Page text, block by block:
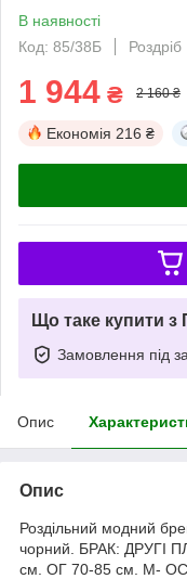
В наявності
Код: 85/38Б
Роздріб
1 944 ₴ 2 160 ₴
Економія 216 ₴
Що таке купити з
Замовлення під
Опис
Опис
Роздільний модний
чорний. БРАК: ДРУГІ
см. ОГ 70-85 см. M-